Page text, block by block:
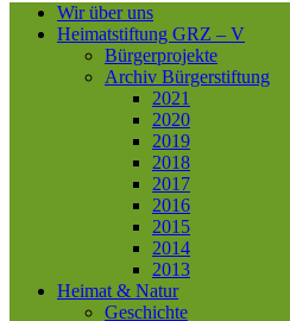
Wir über uns
Heimatstiftung GRZ – V
Bürgerprojekte
Archiv Bürgerstiftung
2021
2020
2019
2018
2017
2016
2015
2014
2013
Heimat & Natur
Geschichte